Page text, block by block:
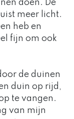
doen. De
meer licht.
heb en
fijn om ook
de duinen
duin op rijd,
te vangen.
van mijn